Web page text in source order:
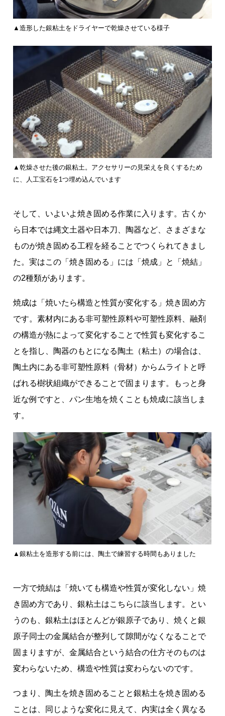
▲造形した銀粘土をドライヤーで乾燥させている様子
▲乾燥させた後の銀粘土。アクセサリーの見栄えを良くするため
に、人工宝石を1つ埋め込んでいます
そして、いよいよ焼き固める作業に入ります。古くか
ら日本では縄文土器や日本刀、陶器など、さまざまな
ものが焼き固める工程を経ることでつくられてきまし
た。実はこの「焼き固める」には「焼成」と「焼結」
の2種類があります。
焼成は「焼いたら構造と性質が変化する」焼き固め方
です。素材内にある非可塑性原料や可塑性原料、融剤
の構造が熱によって変化することで性質も変化するこ
とを指し、陶器のもとになる陶土（粘土）の場合は、
陶土内にある非可塑性原料（骨材）からムライトと呼
ばれる樹状組織ができることで固まります。もっと身
近な例ですと、パン生地を焼くことも焼成に該当しま
す。
▲銀粘土を造形する前には、陶土で練習する時間もありました
一方で焼結は「焼いても構造や性質が変化しない」焼
き固め方であり、銀粘土はこちらに該当します。とい
うのも、銀粘土はほとんどが銀原子であり、焼くと銀
原子同士の金属結合が整列して隙間がなくなることで
固まりますが、金属結合という結合の仕方そのものは
変わらないため、構造や性質は変わらないのです。
つまり、陶土を焼き固めることと銀粘土を焼き固める
ことは、同じような変化に見えて、内実は全く異なる